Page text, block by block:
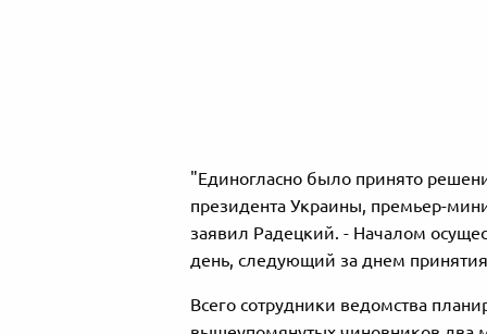
"Единогласно было принято
президента Украины, премьер-
заявил Радецкий. - Началом
день, следующий за днем
Всего сотрудники ведомства